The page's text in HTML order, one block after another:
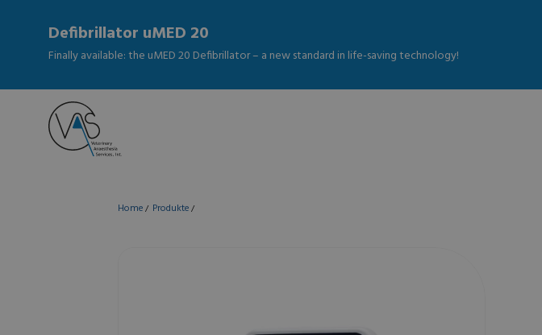
Defibrillator uMED 20
Finally available: the uMED 20 Defibrillator – a new standard in life-saving technology!
Home Produkte